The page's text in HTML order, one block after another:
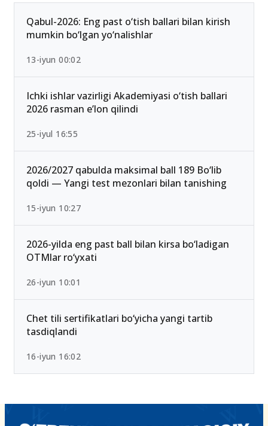
Ommabop
Qabul-2026: Eng past o‘tish ballari bilan kirish
mumkin bo‘lgan yo‘nalishlar
13-iyun 00:02
Ichki ishlar vazirligi Akademiyasi o‘tish ballari
2026 rasman e’lon qilindi
25-iyul 16:55
2026/2027 qabulda maksimal ball 189 Bo‘lib
qoldi — Yangi test mezonlari bilan tanishing
15-iyun 10:27
2026-yilda eng past ball bilan kirsa bo‘ladigan
OTMlar ro‘yxati
26-iyun 10:01
Chet tili sertifikatlari bo‘yicha yangi tartib
tasdiqlandi